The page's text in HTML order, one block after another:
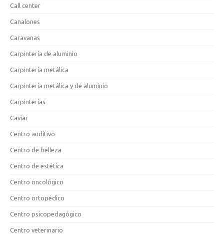
Call center
Canalones
Caravanas
Carpintería de aluminio
Carpintería metálica
Carpintería metálica y de aluminio
Carpinterías
Caviar
Centro auditivo
Centro de belleza
Centro de estética
Centro oncológico
Centro ortopédico
Centro psicopedagógico
Centro veterinario